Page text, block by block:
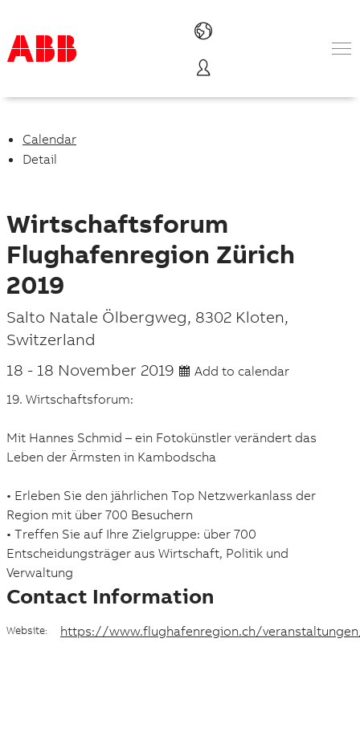
Products & Solutions
Services
About us
Careers
Calendar
Detail
Wirtschaftsforum
Flughafenregion Zürich
2019
P
l
a
c
e
a
n
d
d
a
t
e
Salto Natale Ölbergweg, 8302 Kloten,
Switzerland
18 - 18 November 2019
Add to calendar
19. Wirtschaftsforum:
Mit Hannes Schmid – ein Fotokünstler verändert das
Leben der Ärmsten in Kambodscha
• Erleben Sie den jährlichen Top Netzwerkanlass der
Region mit über 700 Besuchern
• Treffen Sie auf Ihre Zielgruppe: über 700
Entscheidungsträger aus Wirtschaft, Politik und
Verwaltung
Contact Information
Website: https://www.flughafenregion.ch/